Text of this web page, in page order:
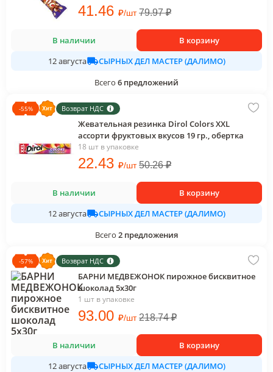
41.46 ₽/шт 79.97 ₽
В наличии
В корзину
12 августа
СЫРНЫХ ДЕЛ МАСТЕР (ДАЛИМО)
Всего 6 предложений
-55% Возврат НДС
Жевательная резинка Dirol Colors XXL
ассорти фруктовых вкусов 19 гр., обертка
18 шт в упаковке
22.43 ₽/шт 50.26 ₽
В наличии
В корзину
12 августа
СЫРНЫХ ДЕЛ МАСТЕР (ДАЛИМО)
Всего 2 предложения
-57% Возврат НДС
БАРНИ МЕДВЕЖОНОК пирожное бисквитное
шоколад 5х30г
1 шт в упаковке
93.00 ₽/шт 218.74 ₽
В наличии
В корзину
12 августа
СЫРНЫХ ДЕЛ МАСТЕР (ДАЛИМО)